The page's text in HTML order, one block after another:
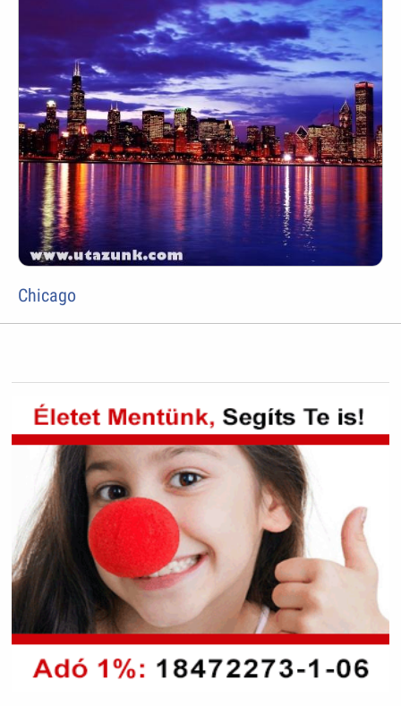
Chicago